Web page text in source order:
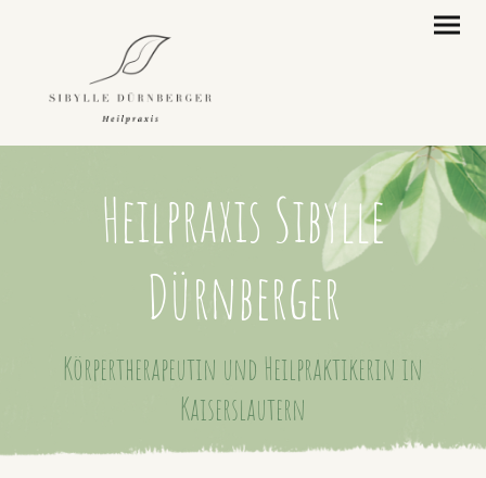
Körpertherapeutin und Heilpraktikerin in
Kaiserslautern
Heilpraxis Sibylle
Dürnberger